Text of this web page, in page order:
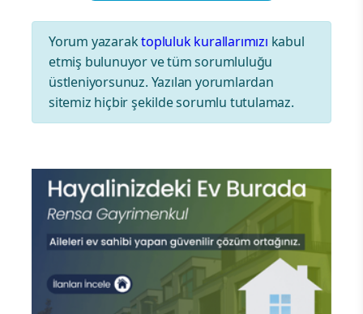
Yorum yazaraktopluluk kurallarımızı kabul
etmiş bulunuyor ve tüm sorumluluğu
üstleniyorsunuz. Yazılan yorumlardan
sitemiz hiçbir şekilde sorumlu tutulamaz.